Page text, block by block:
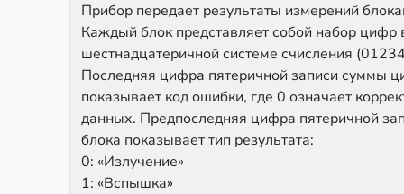
Прибор передает результаты измерений
Каждый блок представляет собой набор цифр
шестнадцатеричной системе счисления
Последняя цифра пятеричной записи суммы
показывает код ошибки, где 0 означает
данных. Предпоследняя цифра пятеричной
блока показывает тип результата:
0: «Излучение»
1: «Вспышка»